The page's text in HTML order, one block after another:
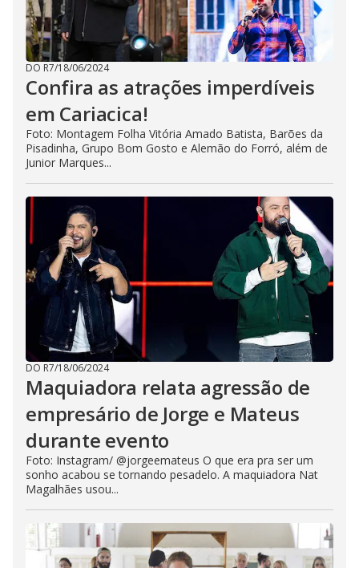
DO R7/18/06/2024
Confira as atrações imperdíveis
em Cariacica!
Foto: Montagem Folha Vitória Amado Batista, Barões da
Pisadinha, Grupo Bom Gosto e Alemão do Forró, além de
Junior Marques...
DO R7/18/06/2024
Maquiadora relata agressão de
empresário de Jorge e Mateus
durante evento
Foto: Instagram/ @jorgeemateus O que era pra ser um
sonho acabou se tornando pesadelo. A maquiadora Nat
Magalhães usou...